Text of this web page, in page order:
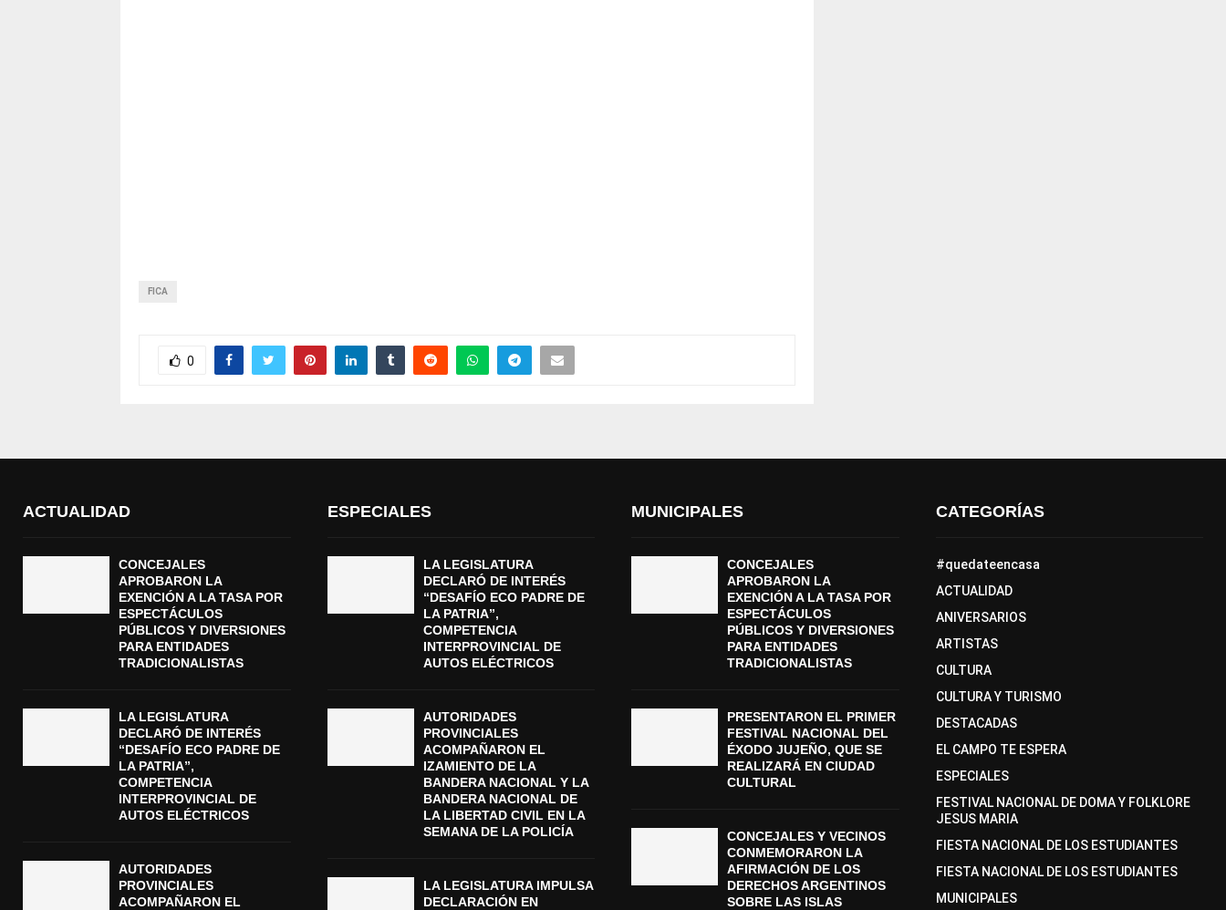
FICA
0
ACTUALIDAD
CONCEJALES
APROBARON LA
EXENCIÓN A LA TASA POR
ESPECTÁCULOS
PÚBLICOS Y DIVERSIONES
PARA ENTIDADES
TRADICIONALISTAS
LA LEGISLATURA
DECLARÓ DE INTERÉS
“DESAFÍO ECO PADRE DE
LA PATRIA”,
COMPETENCIA
INTERPROVINCIAL DE
AUTOS ELÉCTRICOS
AUTORIDADES
PROVINCIALES
ACOMPAÑARON EL
ESPECIALES
LA LEGISLATURA
DECLARÓ DE INTERÉS
“DESAFÍO ECO PADRE DE
LA PATRIA”,
COMPETENCIA
INTERPROVINCIAL DE
AUTOS ELÉCTRICOS
AUTORIDADES
PROVINCIALES
ACOMPAÑARON EL
IZAMIENTO DE LA
BANDERA NACIONAL Y LA
BANDERA NACIONAL DE
LA LIBERTAD CIVIL EN LA
SEMANA DE LA POLICÍA
LA LEGISLATURA IMPULSA
DECLARACIÓN EN
MUNICIPALES
CONCEJALES
APROBARON LA
EXENCIÓN A LA TASA POR
ESPECTÁCULOS
PÚBLICOS Y DIVERSIONES
PARA ENTIDADES
TRADICIONALISTAS
PRESENTARON EL PRIMER
FESTIVAL NACIONAL DEL
ÉXODO JUJEÑO, QUE SE
REALIZARÁ EN CIUDAD
CULTURAL
CONCEJALES Y VECINOS
CONMEMORARON LA
AFIRMACIÓN DE LOS
DERECHOS ARGENTINOS
SOBRE LAS ISLAS
CATEGORÍAS
#quedateencasa
ACTUALIDAD
ANIVERSARIOS
ARTISTAS
CULTURA
CULTURA Y TURISMO
DESTACADAS
EL CAMPO TE ESPERA
ESPECIALES
FESTIVAL NACIONAL DE DOMA Y FOLKLORE
JESUS MARIA
FIESTA NACIONAL DE LOS ESTUDIANTES
FIESTA NACIONAL DE LOS ESTUDIANTES
MUNICIPALES